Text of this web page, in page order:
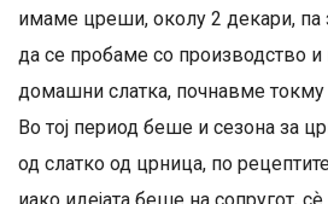
имаме цреши, околу 2 декари, па
да се пробаме со производство
домашни слатка, почнавме
Во тој период беше и сезона за
од слатко од црница, по